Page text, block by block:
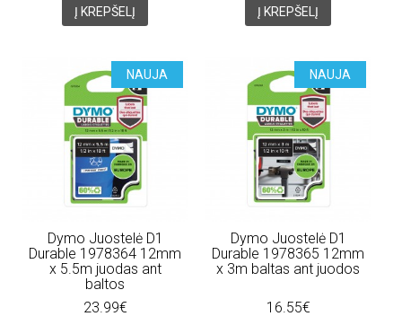
Į KREPŠELĮ Į KREPŠELĮ
NAUJA
Dymo Juostelė D1
Durable 1978364 12mm
x 5.5m juodas ant
baltos
23.99€
NAUJA
Dymo Juostelė D1
Durable 1978365 12mm
x 3m baltas ant juodos
16.55€